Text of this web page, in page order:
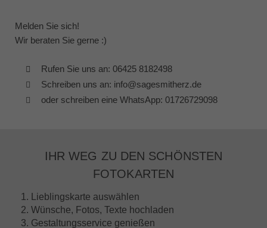
Melden Sie sich!
Wir beraten Sie gerne :)
Rufen Sie uns an: 06425 8182498
Schreiben uns an: info@sagesmitherz.de
oder schreiben eine WhatsApp: 01726729098
IHR WEG ZU DEN SCHÖNSTEN
FOTOKARTEN
1. Lieblingskarte auswählen
2. Wünsche, Fotos, Texte hochladen
3. Gestaltungsservice genießen